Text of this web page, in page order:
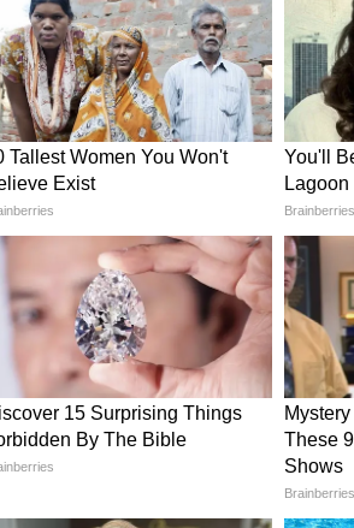
उसके बारे में पूरी जानकारी उपलब्ध
का अपनी रक्षा तैयारियों को मजबूत
जापान की वैश्विक पहचान एक शांतिप्रिय
उस छवि को बदल नहीं सकते।
है शांगरी-ला डायलॉग?
ला डायलॉग एशिया का सबसे
हर वर्ष सिंगापुर में किया जाता है,
और नीति निर्माता एक मंच पर आते
हिस्सा लिया। दिलचस्प बात यह रही कि
दूसरे वर्ष उसके रक्षा मंत्री डोंग
इस बात का अफसोस है कि इस बार
के बीच संवाद क्षेत्रीय स्थिरता के लिए
की सुरक्षा राजनीति नए मोड़ पर